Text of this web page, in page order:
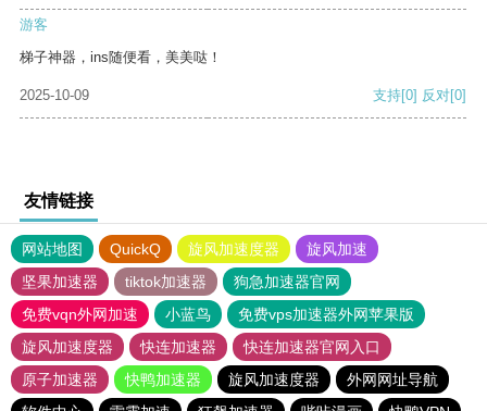
游客
梯子神器，ins随便看，美美哒！
2025-10-09 支持[0] 反对[0]
友情链接
网站地图 QuickQ 旋风加速度器
旋风加速
坚果加速器
tiktok加速器
狗急加速器官网
免费vqn外网加速
小蓝鸟
免费vps加速器外网苹果版
旋风加速度器
快连加速器
快连加速器官网入口
原子加速器
快鸭加速器 旋风加速度器
外网网址导航